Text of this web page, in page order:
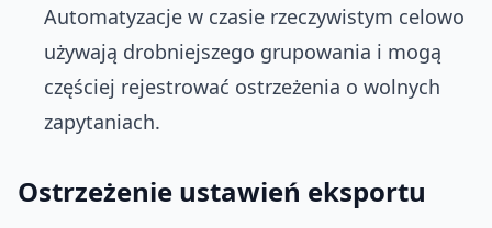
Automatyzacje w czasie rzeczywistym celowo
używają drobniejszego grupowania i mogą
częściej rejestrować ostrzeżenia o wolnych
zapytaniach.
Ostrzeżenie ustawień eksportu